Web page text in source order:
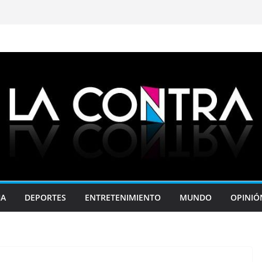
DEPORTES ENTRETENIMIENTO MUNDO